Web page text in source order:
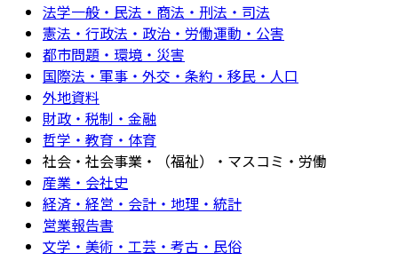
法学一般・民法・商法・刑法・司法
憲法・行政法・政治・労働運動・公害
都市問題・環境・災害
国際法・軍事・外交・条約・移民・人口
外地資料
財政・税制・金融
哲学・教育・体育
社会・社会事業・（福祉）・マスコミ・労働
産業・会社史
経済・経営・会計・地理・統計
営業報告書
文学・美術・工芸・考古・民俗